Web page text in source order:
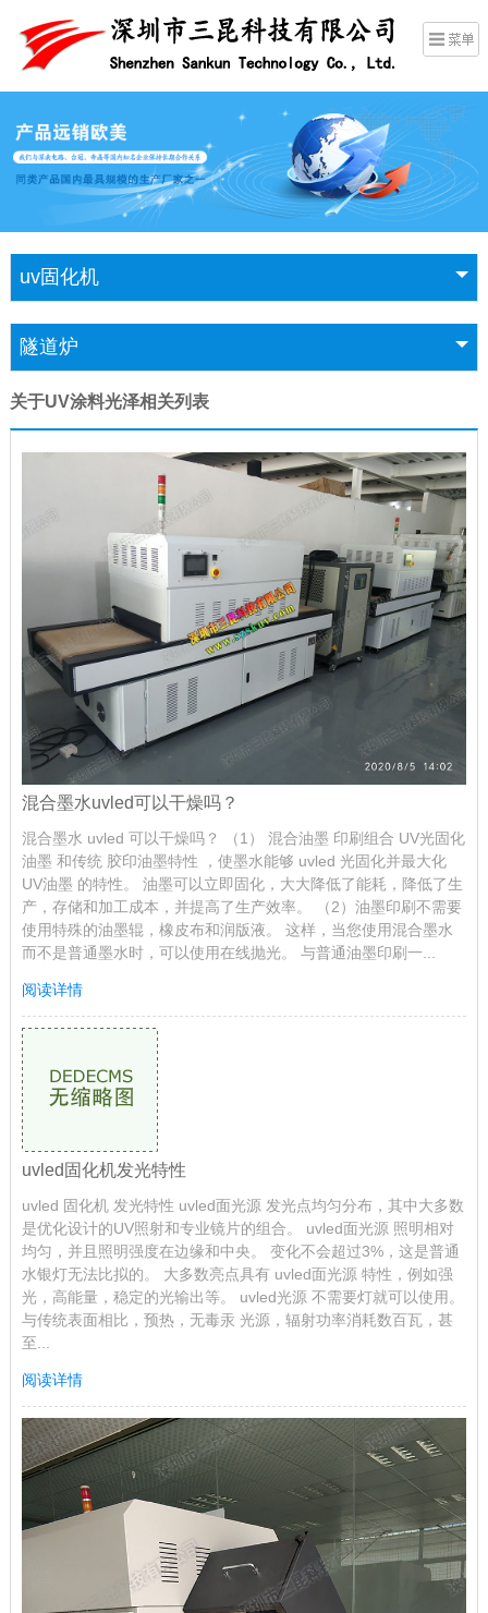
uv固化机
隧道炉
关于UV涂料光泽相关列表
混合墨水uvled可以干燥吗？
混合墨水 uvled 可以干燥吗？ （1） 混合油墨 印刷组合 UV光固化
油墨 和传统 胶印油墨特性 ，使墨水能够 uvled 光固化并最大化
UV油墨 的特性。 油墨可以立即固化，大大降低了能耗，降低了生
产，存储和加工成本，并提高了生产效率。 （2）油墨印刷不需要
使用特殊的油墨辊，橡皮布和润版液。 这样，当您使用混合墨水
而不是普通墨水时，可以使用在线抛光。 与普通油墨印刷一...
阅读详情
uvled固化机发光特性
uvled 固化机 发光特性 uvled面光源 发光点均匀分布，其中大多数
是优化设计的UV照射和专业镜片的组合。 uvled面光源 照明相对
均匀，并且照明强度在边缘和中央。 变化不会超过3%，这是普通
水银灯无法比拟的。 大多数亮点具有 uvled面光源 特性，例如强
光，高能量，稳定的光输出等。 uvled光源 不需要灯就可以使用。
与传统表面相比，预热，无毒汞 光源，辐射功率消耗数百瓦，甚
至...
阅读详情